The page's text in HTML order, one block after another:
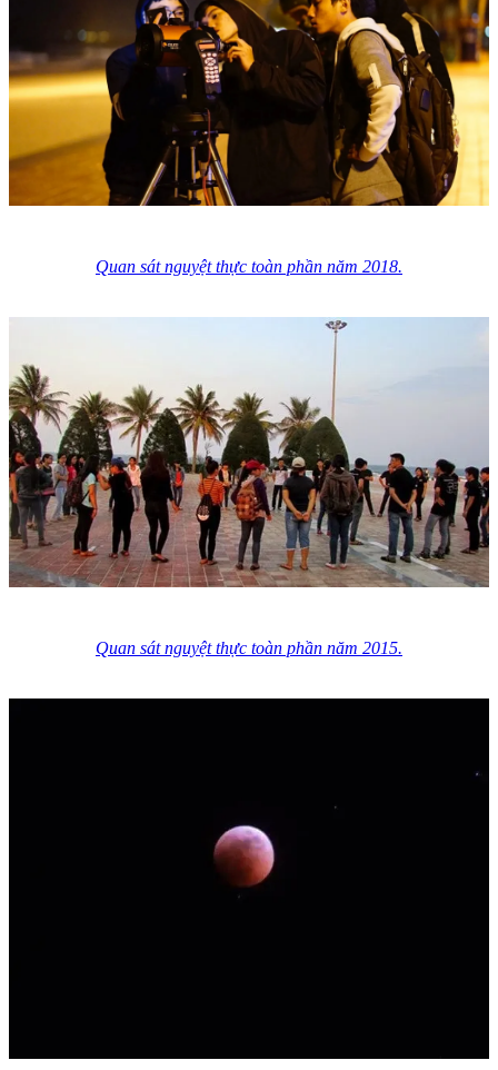
Quan sát nguyệt thực toàn phần năm 2018.
Quan sát nguyệt thực toàn phần năm 2015.